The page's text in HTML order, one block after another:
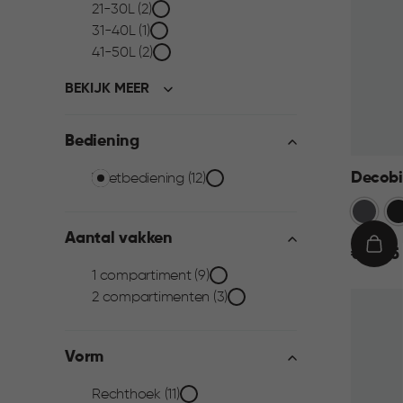
filter
21-30L (2)
31-40L (1)
41-50L (2)
BEKIJK MEER
Bediening
Bediening
filter
Voetbediening (12)
Aantal vakken
Aantal
filter
1 compartiment (9)
2 compartimenten (3)
Vorm
Rechthoek (11)
Grijs
€€ 59,95
IN